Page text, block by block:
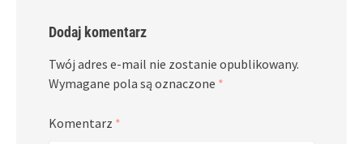
Dodaj komentarz
Twój adres e-mail nie zostanie opublikowany.
Wymagane pola są oznaczone *
Komentarz *